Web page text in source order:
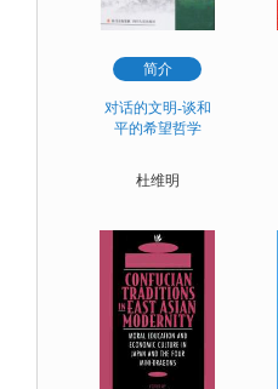
简介
对话的文明-谈和
平的希望哲学
杜维明